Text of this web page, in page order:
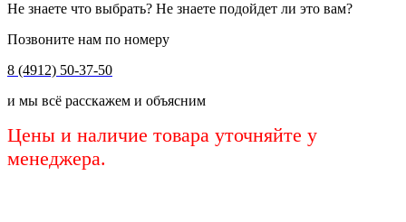
Не знаете что выбрать? Не знаете подойдет ли это вам?
Позвоните нам по номеру
8 (4912) 50-37-50
и мы всё расскажем и объясним
Цены и наличие товара уточняйте у
менеджера.